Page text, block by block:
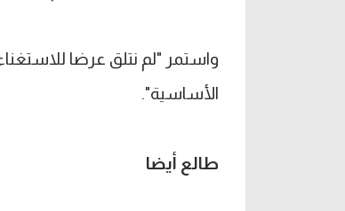
واستمر "لم نتلق عرضا
الأساسية".
طالع أيضا